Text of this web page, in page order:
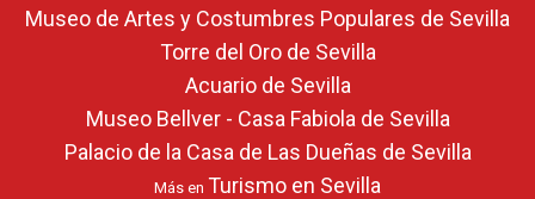
Museo de Artes y Costumbres Populares de Sevilla
Torre del Oro de Sevilla
Acuario de Sevilla
Museo Bellver - Casa Fabiola de Sevilla
Palacio de la Casa de Las Dueñas de Sevilla
Más en Turismo en Sevilla